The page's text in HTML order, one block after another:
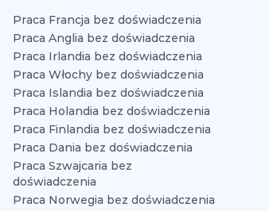
Praca Francja bez doświadczenia
Praca Anglia bez doświadczenia
Praca Irlandia bez doświadczenia
Praca Włochy bez doświadczenia
Praca Islandia bez doświadczenia
Praca Holandia bez doświadczenia
Praca Finlandia bez doświadczenia
Praca Dania bez doświadczenia
Praca Szwajcaria bez
doświadczenia
Praca Norwegia bez doświadczenia